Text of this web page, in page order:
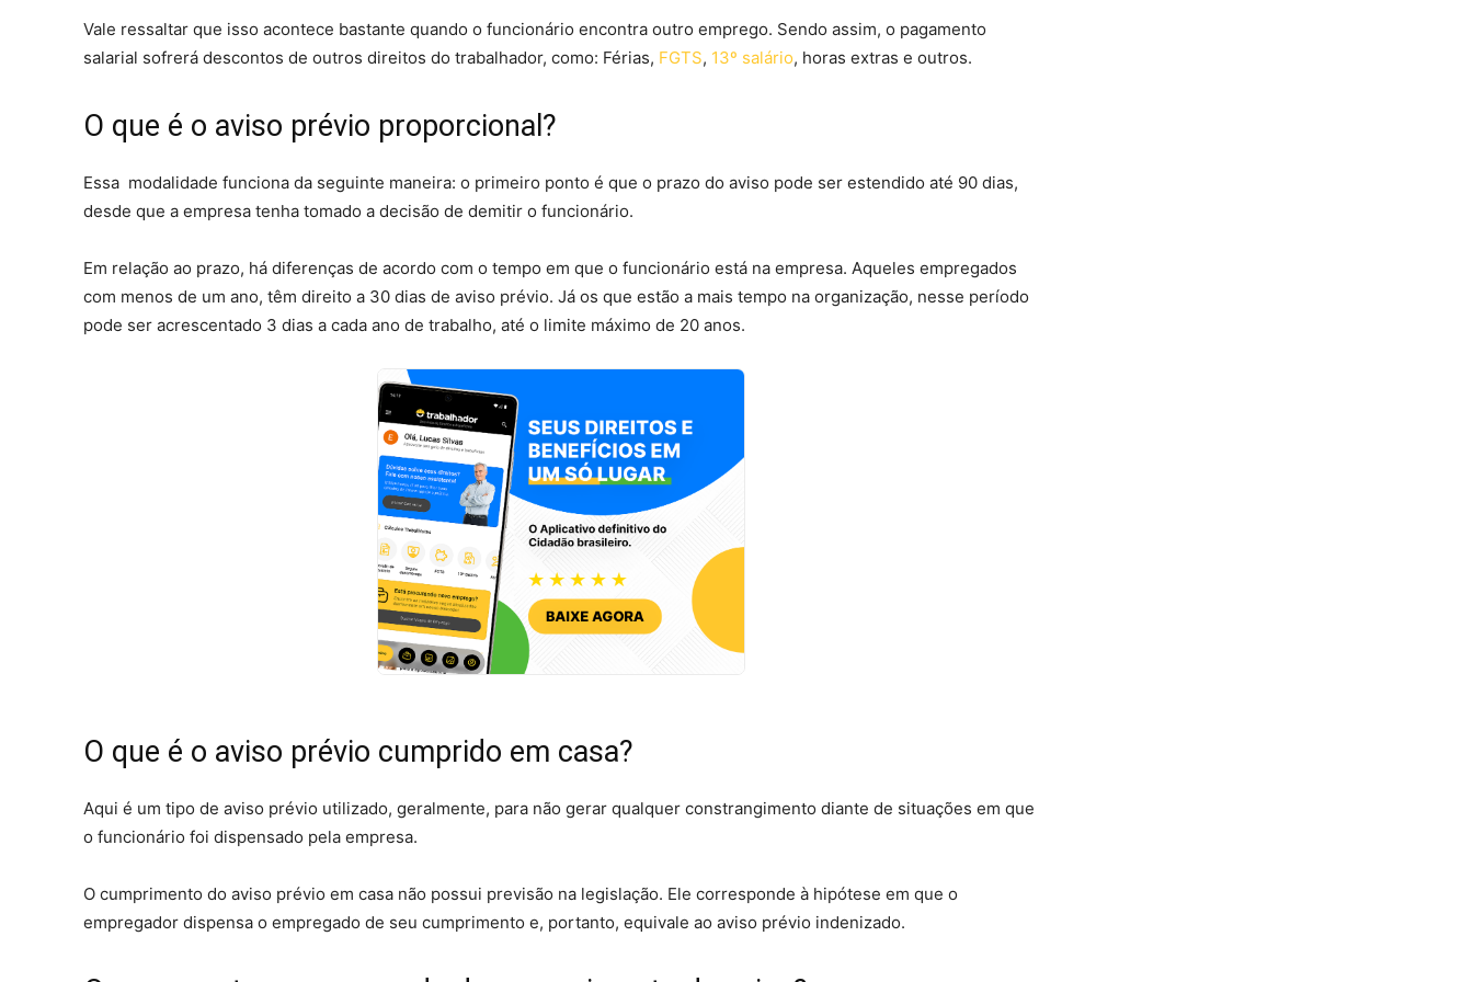
Vale ressaltar que isso acontece bastante quando o funcionário encontra outro emprego. Sendo assim, o pagamento
salarial sofrerá descontos de outros direitos do trabalhador, como: Férias, FGTS, 13º salário, horas extras e outros.
O que é o aviso prévio proporcional?
Essa modalidade funciona da seguinte maneira: o primeiro ponto é que o prazo do aviso pode ser estendido até 90 dias,
desde que a empresa tenha tomado a decisão de demitir o funcionário.
Em relação ao prazo, há diferenças de acordo com o tempo em que o funcionário está na empresa. Aqueles empregados
com menos de um ano, têm direito a 30 dias de aviso prévio. Já os que estão a mais tempo na organização, nesse período
pode ser acrescentado 3 dias a cada ano de trabalho, até o limite máximo de 20 anos.
O que é o aviso prévio cumprido em casa?
Aqui é um tipo de aviso prévio utilizado, geralmente, para não gerar qualquer constrangimento diante de situações em que
o funcionário foi dispensado pela empresa.
O cumprimento do aviso prévio em casa não possui previsão na legislação. Ele corresponde à hipótese em que o
empregador dispensa o empregado de seu cumprimento e, portanto, equivale ao aviso prévio indenizado.